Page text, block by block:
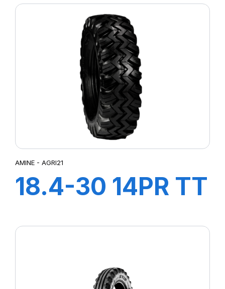
AMINE - AGRI21
18.4-30 14PR TT